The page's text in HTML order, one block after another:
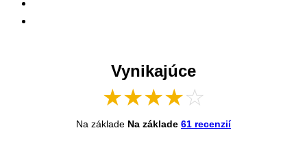
Vynikajúce
★★★★☆
Na základe Na základe 61 recenzií